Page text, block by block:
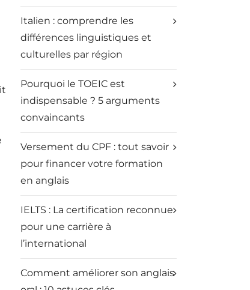
Italien : comprendre les
différences linguistiques et
culturelles par région
Pourquoi le TOEIC est
indispensable ? 5 arguments
convaincants
Versement du CPF : tout savoir
pour financer votre formation
en anglais
IELTS : La certification reconnue
pour une carrière à
l’international
Comment améliorer son anglais